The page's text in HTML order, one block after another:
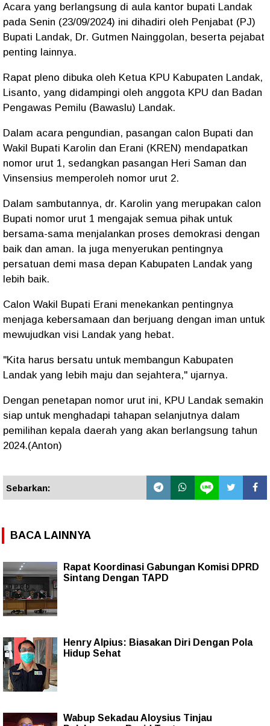
Acara yang berlangsung di aula kantor bupati Landak
pada Senin (23/09/2024) ini dihadiri oleh Penjabat (PJ)
Bupati Landak, Dr. Gutmen Nainggolan, beserta pejabat
penting lainnya.
Rapat pleno dibuka oleh Ketua KPU Kabupaten Landak,
Lisanto, yang didampingi oleh anggota KPU dan Badan
Pengawas Pemilu (Bawaslu) Landak.
Dalam acara pengundian, pasangan calon Bupati dan
Wakil Bupati Karolin dan Erani (KREN) mendapatkan
nomor urut 1, sedangkan pasangan Heri Saman dan
Vinsensius memperoleh nomor urut 2.
Dalam sambutannya, dr. Karolin yang merupakan calon
Bupati nomor urut 1 mengajak semua pihak untuk
bersama-sama menjalankan proses demokrasi dengan
baik dan aman. Ia juga menyerukan pentingnya
persatuan demi masa depan Kabupaten Landak yang
lebih baik.
Calon Wakil Bupati Erani menekankan pentingnya
menjaga kebersamaan dan berjuang dengan iman untuk
mewujudkan visi Landak yang hebat.
"Kita harus bersatu untuk membangun Kabupaten
Landak yang lebih maju dan sejahtera," ujarnya.
Dengan penetapan nomor urut ini, KPU Landak semakin
siap untuk menghadapi tahapan selanjutnya dalam
pemilihan kepala daerah yang akan berlangsung tahun
2024.(Anton)
Sebarkan:
BACA LAINNYA
Rapat Koordinasi Gabungan Komisi DPRD
Sintang Dengan TAPD
Henry Alpius: Biasakan Diri Dengan Pola
Hidup Sehat
Wabup Sekadau Aloysius Tinjau